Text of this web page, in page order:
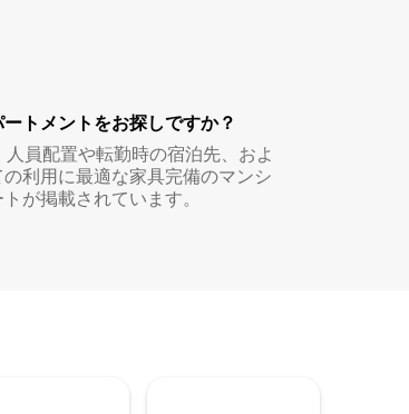
トメントをお探しですか？
員配置や転勤時の宿泊先、およ
利用に最適な家具完備のマンシ
が掲載されています。